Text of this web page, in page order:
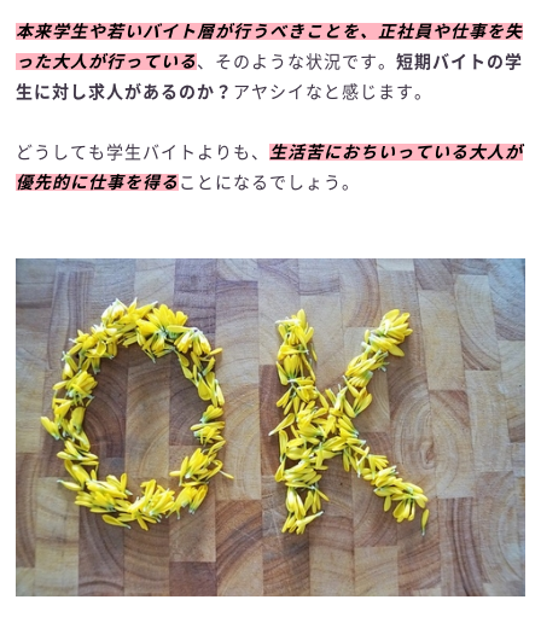
本来学生や若いバイト層が行うべきことを、正社員や仕事を失
った大人が行っている 、そのような状況です。短期バイトの学
生に対し求人があるのか？ アヤシイなと感じます。
どうしても学生バイトよりも、
生活苦におちいっている大人が
優先的に仕事を得る ことになるでしょう。